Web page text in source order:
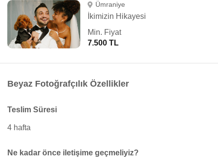
Ümraniye
İkimizin Hikayesi
Min. Fiyat
7.500 TL
Beyaz Fotoğrafçılık Özellikler
Teslim Süresi
4 hafta
Ne kadar önce iletişime geçmeliyiz?